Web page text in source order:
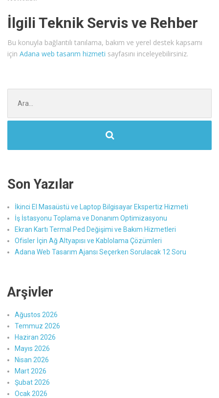
İlgili Teknik Servis ve Rehber
Bu konuyla bağlantılı tanılama, bakım ve yerel destek kapsamı
için Adana web tasarım hizmeti sayfasını inceleyebilirsiniz.
ara:
Son Yazılar
İkinci El Masaüstü ve Laptop Bilgisayar Ekspertiz Hizmeti
İş İstasyonu Toplama ve Donanım Optimizasyonu
Ekran Kartı Termal Ped Değişimi ve Bakım Hizmetleri
Ofisler İçin Ağ Altyapısı ve Kablolama Çözümleri
Adana Web Tasarım Ajansı Seçerken Sorulacak 12 Soru
Arşivler
Ağustos 2026
Temmuz 2026
Haziran 2026
Mayıs 2026
Nisan 2026
Mart 2026
Şubat 2026
Ocak 2026